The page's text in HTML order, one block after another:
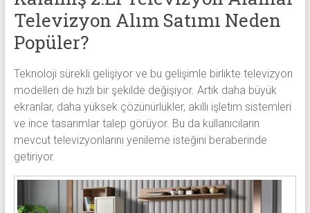
Televizyon Alım Satımı Neden
Popüler?
Teknoloji sürekli gelişiyor ve bu gelişimle birlikte televizyon
modelleri de hızlı bir şekilde değişiyor. Artık daha büyük
ekranlar, daha yüksek çözünürlükler, akıllı işletim sistemleri
ve ince tasarımlar talep görüyor. Bu da kullanıcıların
mevcut televizyonlarını yenileme isteğini beraberinde
getiriyor.